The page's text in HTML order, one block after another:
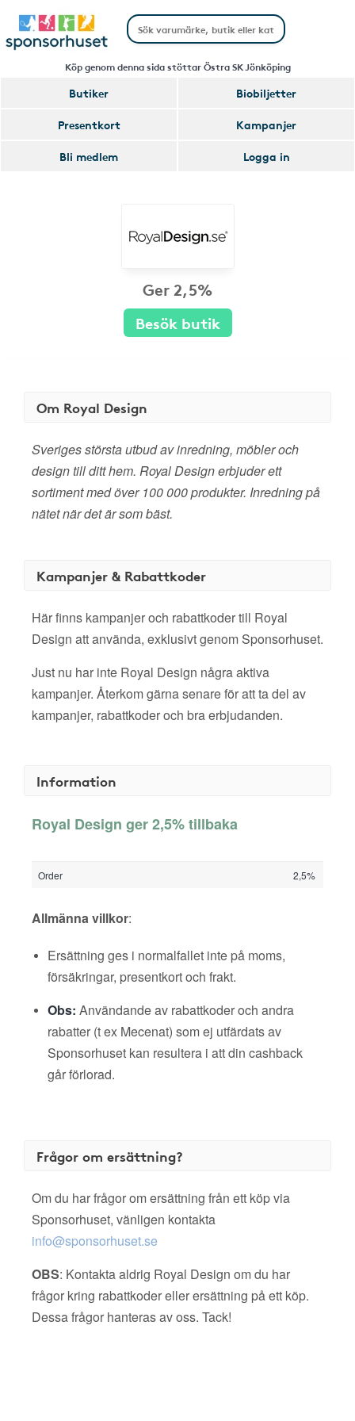
Köp genom denna sida stöttar Östra SK Jönköping
Butiker
Biobiljetter
Presentkort
Kampanjer
Bli medlem
Logga in
Ger 2,5%
Besök butik
Om Royal Design
Sveriges största utbud av inredning, möbler och
design till ditt hem. Royal Design erbjuder ett
sortiment med över 100 000 produkter. Inredning på
nätet när det är som bäst.
Kampanjer & Rabattkoder
Här finns kampanjer och rabattkoder till Royal
Design att använda, exklusivt genom Sponsorhuset.
Just nu har inte Royal Design några aktiva
kampanjer. Återkom gärna senare för att ta del av
kampanjer, rabattkoder och bra erbjudanden.
Information
Royal Design ger 2,5% tillbaka
Order 2,5%
Allmänna villkor:
Ersättning ges i normalfallet inte på moms,
försäkringar, presentkort och frakt.
Obs: Användande av rabattkoder och andra
rabatter (t ex Mecenat) som ej utfärdats av
Sponsorhuset kan resultera i att din cashback
går förlorad.
Frågor om ersättning?
Om du har frågor om ersättning från ett köp via
Sponsorhuset, vänligen kontakta
info@sponsorhuset.se
OBS: Kontakta aldrig Royal Design om du har
frågor kring rabattkoder eller ersättning på ett köp.
Dessa frågor hanteras av oss. Tack!